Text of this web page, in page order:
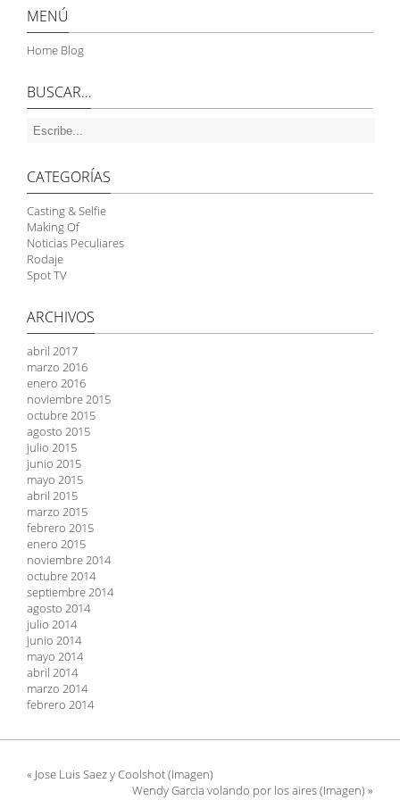
MENÚ
Home Blog
BUSCAR…
CATEGORÍAS
Casting & Selfie
Making Of
Noticias Peculiares
Rodaje
Spot TV
ARCHIVOS
abril 2017
marzo 2016
enero 2016
noviembre 2015
octubre 2015
agosto 2015
julio 2015
junio 2015
mayo 2015
abril 2015
marzo 2015
febrero 2015
enero 2015
noviembre 2014
octubre 2014
septiembre 2014
agosto 2014
julio 2014
junio 2014
mayo 2014
abril 2014
marzo 2014
febrero 2014
« Jose Luis Saez y Coolshot (Imagen)
Wendy Garcia volando por los aires (Imagen) »